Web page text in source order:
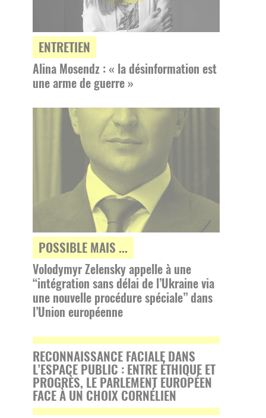
ENTRETIEN
Alina Mosendz : « la désinformation est
une arme de guerre »
POSSIBLE MAIS ...
Volodymyr Zelensky appelle à une
“intégration sans délai de l’Ukraine via
une nouvelle procédure spéciale” dans
l’Union européenne
RECONNAISSANCE FACIALE DANS
L’ESPACE PUBLIC : ENTRE ÉTHIQUE ET
PROGRÈS, LE PARLEMENT EUROPÉEN
FACE À UN CHOIX CORNÉLIEN